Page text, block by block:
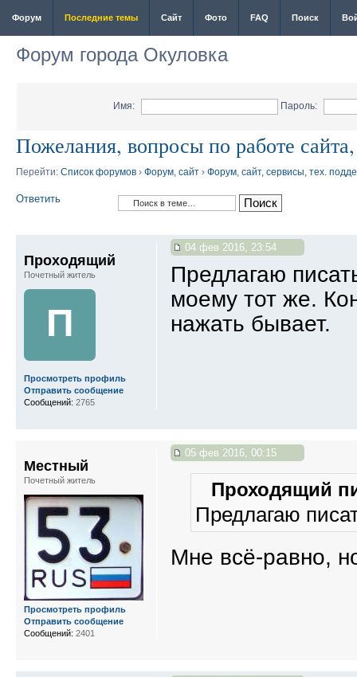
Форум Последние темы Сайт Фото FAQ Поиск
Форум города Окуловка
Имя: Пароль:
Пожелания, вопросы по работе
Перейти: Список форумов › Форум, сайт › Форум, сайт, сервисы, тех.
Ответить
04 фев 2016, 23:54
Предлагаю
моему тот же.
нажать бывает.
Проходящий
Почетный житель
П
Просмотреть профиль
Отправить сообщение
Сообщений: 2765
05 фев 2016, 00:15
Проходящий
Предлагаю
Мне всё-равно,
Местный
Почетный житель
Просмотреть профиль
Отправить сообщение
Сообщений: 2401